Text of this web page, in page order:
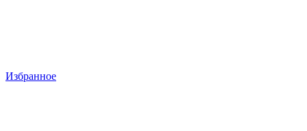
Избранное